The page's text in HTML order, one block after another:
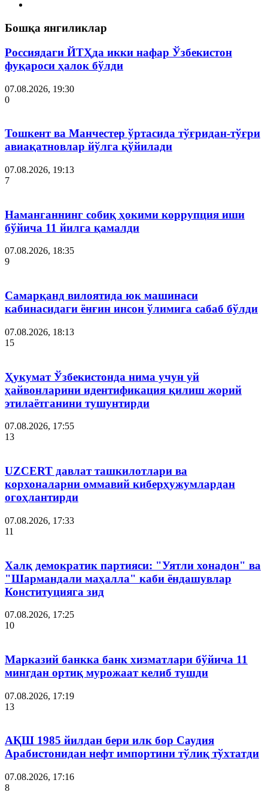
Бошқа янгиликлар
Россиядаги ЙТҲда икки нафар Ўзбекистон
фуқароси ҳалок бўлди
07.08.2026, 19:30
0
Тошкент ва Манчестер ўртасида тўғридан-тўғри
авиақатновлар йўлга қўйилади
07.08.2026, 19:13
7
Наманганнинг собиқ ҳокими коррупция иши
бўйича 11 йилга қамалди
07.08.2026, 18:35
9
Самарқанд вилоятида юк машинаси
кабинасидаги ёнғин инсон ўлимига сабаб бўлди
07.08.2026, 18:13
15
Ҳукумат Ўзбекистонда нима учун уй
ҳайвонларини идентификация қилиш жорий
этилаётганини тушунтирди
07.08.2026, 17:55
13
UZCERT давлат ташкилотлари ва
корхоналарни оммавий киберҳужумлардан
огоҳлантирди
07.08.2026, 17:33
11
Халқ демократик партияси: "Уятли хонадон" ва
"Шармандали маҳалла" каби ёндашувлар
Конституцияга зид
07.08.2026, 17:25
10
Марказий банкка банк хизматлари бўйича 11
мингдан ортиқ мурожаат келиб тушди
07.08.2026, 17:19
13
АҚШ 1985 йилдан бери илк бор Саудия
Арабистонидан нефт импортини тўлиқ тўхтатди
07.08.2026, 17:16
8